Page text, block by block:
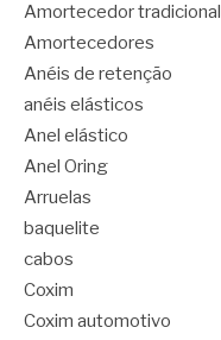
Amortecedor tradicional
Amortecedores
Anéis de retenção
anéis elásticos
Anel elástico
Anel Oring
Arruelas
baquelite
cabos
Coxim
Coxim automotivo